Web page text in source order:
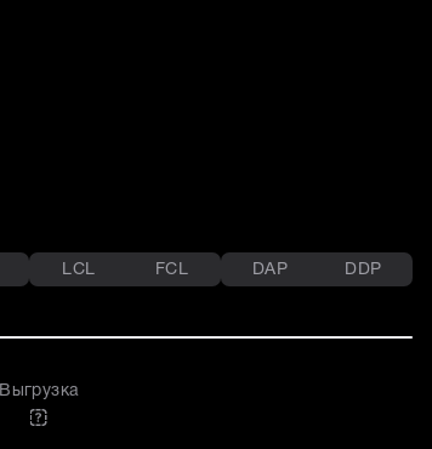
LCL FCL DAP DDP
Выгрузка